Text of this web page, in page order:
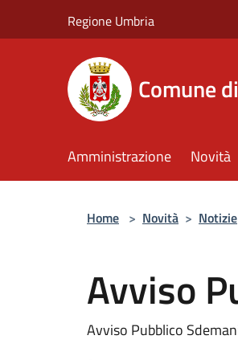
Regione Umbria
Comune
Amministrazione Novità
Home > Novità > Notizie
Avviso
Avviso Pubblico